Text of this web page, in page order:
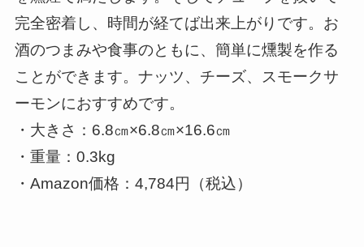
完全密着し、時間が経てば出来上がりです。お
酒のつまみや食事のともに、簡単に燻製を作る
ことができます。ナッツ、チーズ、スモークサ
ーモンにおすすめです。
・大きさ：6.8㎝×6.8㎝×16.6㎝
・重量：0.3kg
・Amazon価格：4,784円（税込）